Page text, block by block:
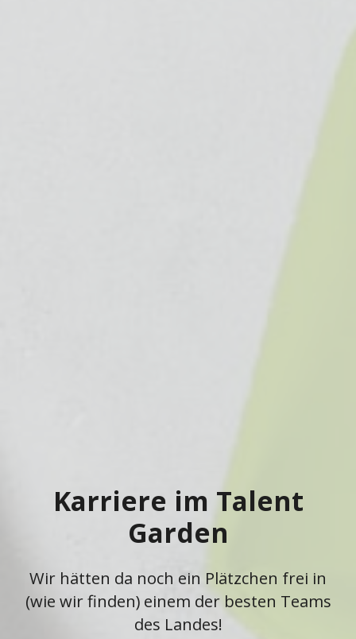
Karriere im Talent
Garden
Wir hätten da noch ein Plätzchen frei in
(wie wir finden) einem der besten Teams
des Landes!